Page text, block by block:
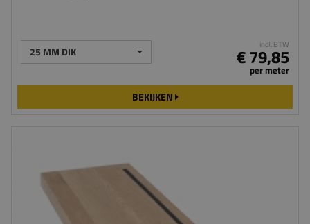
25 MM DIK incl. BTW
€ 79,85
per meter
BEKIJKEN